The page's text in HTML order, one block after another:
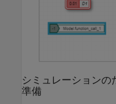
シミュレーションの
準備